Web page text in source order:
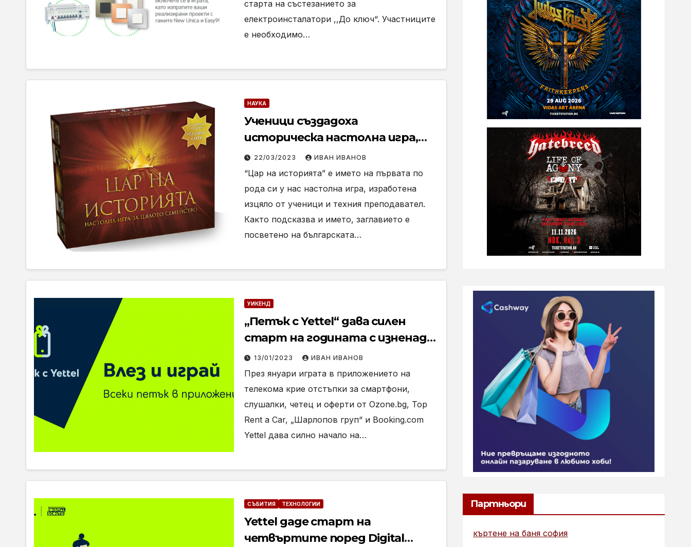
старта на състезанието за
електроинсталатори ,,До ключ“. Участниците
е необходимо…
НАУКА
Ученици създадоха
историческа настолна игра,
която подобрява успеха в
училище
22/03/2023 ИВАН ИВАНОВ
“Цар на историята” е името на първата по
рода си у нас настолна игра, изработена
изцяло от ученици и техния преподавател.
Както подсказва и името, заглавието е
посветено на българската…
УИКЕНД
„Петък с Yettel“ дава силен
старт на годината с изненади
и отстъпки до 25%
13/01/2023 ИВАН ИВАНОВ
През януари играта в приложението на
телекома крие отстъпки за смартфони,
слушалки, четец и оферти от Ozone.bg, Top
Rent a Car, „Шарлопов груп“ и Booking.com
Yettel дава силно начало на…
СЪБИТИЯ ТЕХНОЛОГИИ
Yettel даде старт на
четвъртите поред Digital
Партньори
къртене на баня софия